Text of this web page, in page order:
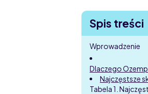
Spis treści
Wprowadzenie
Dlaczego
Najczęstsze
Tabela 1.